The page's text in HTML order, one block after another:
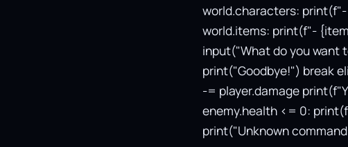
world.characters:
world.items: print(f"-
input("What do you want
print("Goodbye!") break
-= player.damage
enemy.health <= 0:
print("Unknown